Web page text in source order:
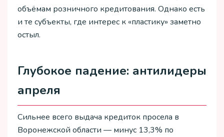
объёмам розничного кредитования. Однако есть
и те субъекты, где интерес к «пластику» заметно
остыл.
Глубокое падение: антилидеры
апреля
Сильнее всего выдача кредиток просела в
Воронежской области — минус 13,3% по